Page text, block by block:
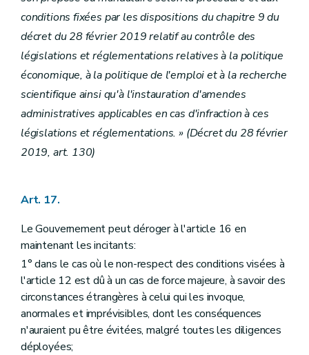
conditions fixées par les dispositions du chapitre 9 du
décret du 28 février 2019 relatif au contrôle des
législations et réglementations relatives à la politique
économique, à la politique de l'emploi et à la recherche
scientifique ainsi qu'à l'instauration d'amendes
administratives applicables en cas d'infraction à ces
législations et réglementations. » (Décret du 28 février
2019, art. 130)
Art. 17.
Le Gouvernement peut déroger à l'article 16 en
maintenant les incitants:
1° dans le cas où le non-respect des conditions visées à
l'article 12 est dû à un cas de force majeure, à savoir des
circonstances étrangères à celui qui les invoque,
anormales et imprévisibles, dont les conséquences
n'auraient pu être évitées, malgré toutes les diligences
déployées;